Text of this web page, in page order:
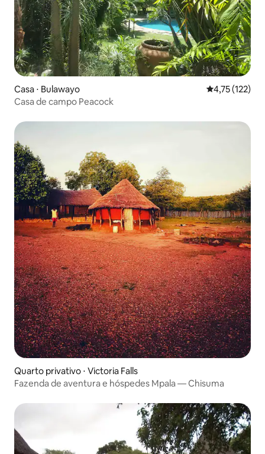
Casa ⋅ Bulawayo 4,75 de uma
4,75 (122)
Casa de campo Peacock
Quarto privativo ⋅ Victoria Falls
Fazenda de aventura e hóspedes Mpala — Chisuma